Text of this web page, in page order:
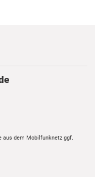
aus dem Mobilfunknetz ggf.